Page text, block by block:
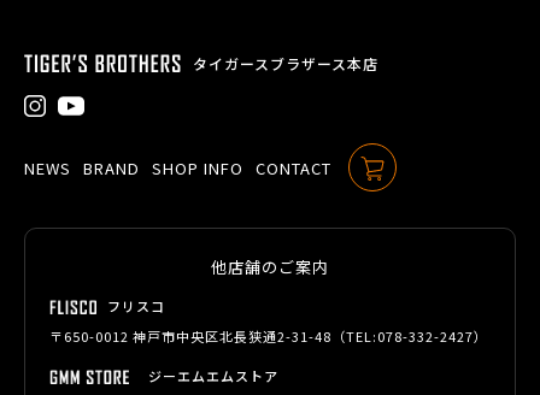
タイガースブラザース本店
NEWS BRAND SHOP INFO CONTACT ONLINE SHOP
他店舗のご案内
フリスコ
〒650-0012 神戸市中央区北長狭通2-31-48（TEL:078-332-2427）
ジーエムエムストア